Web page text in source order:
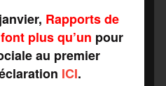
Rapports de
plus qu’un pour
au premier
ICI.